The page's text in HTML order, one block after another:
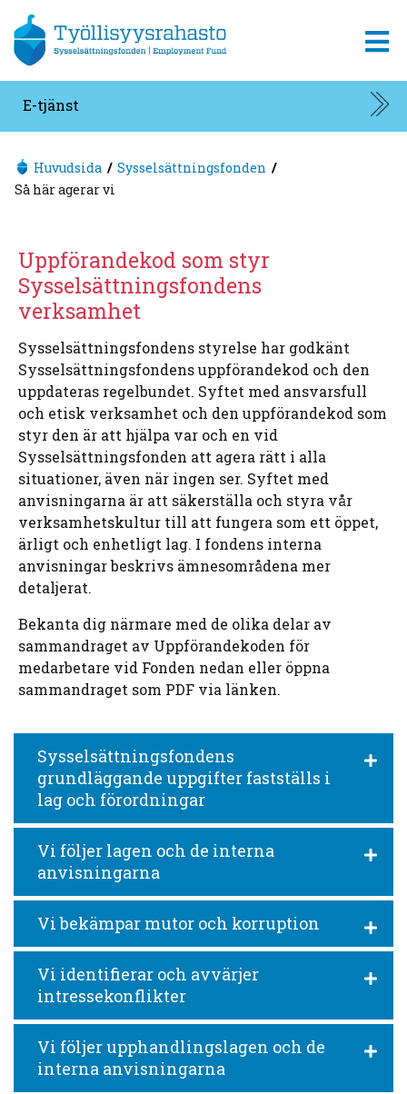
Gå till innehållet.
E-tjänst
Huvudsida
Sysselsättningsfonden
Så här agerar vi
Uppförandekod som styr
Sysselsättningsfondens
verksamhet
Sysselsättningsfondens styrelse har godkänt
Sysselsättningsfondens uppförandekod och den
uppdateras regelbundet. Syftet med ansvarsfull
och etisk verksamhet och den uppförandekod som
styr den är att hjälpa var och en vid
Sysselsättningsfonden att agera rätt i alla
situationer, även när ingen ser. Syftet med
anvisningarna är att säkerställa och styra vår
verksamhetskultur till att fungera som ett öppet,
ärligt och enhetligt lag. I fondens interna
anvisningar beskrivs ämnesområdena mer
detaljerat.
Bekanta dig närmare med de olika delar av
sammandraget av Uppförandekoden för
medarbetare vid Fonden nedan eller öppna
sammandraget som PDF via länken.
Sysselsättningsfondens
grundläggande uppgifter fastställs i
lag och förordningar
Vi följer lagen och de interna
anvisningarna
Vi bekämpar mutor och korruption
Vi identifierar och avvärjer
intressekonflikter
Vi följer upphandlingslagen och de
interna anvisningarna